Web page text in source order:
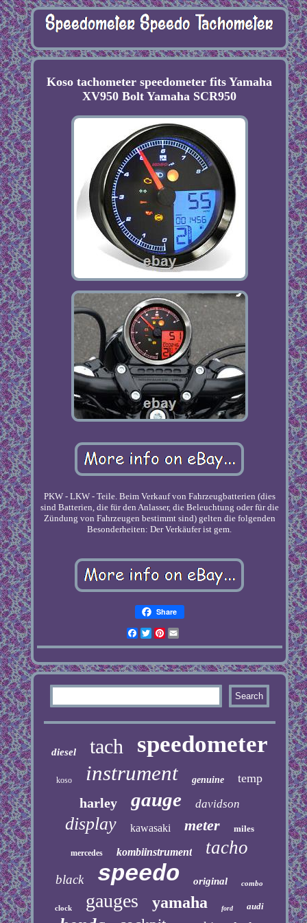
Koso tachometer speedometer fits Yamaha
XV950 Bolt Yamaha SCR950
PKW - LKW - Teile. Beim Verkauf von Fahrzeugbatterien (dies
sind Batterien, die für den Anlasser, die Beleuchtung oder für die
Zündung von Fahrzeugen bestimmt sind) gelten die folgenden
Besonderheiten: Der Verkäufer ist gem.
Share
Facebook
TwitterPinterest
diesel tach speedometer
koso instrument genuine temp
harley gauge davidson
display kawasaki meter miles
mercedes kombiinstrument tacho
black speedo original combo
clock gauges yamaha ford audi